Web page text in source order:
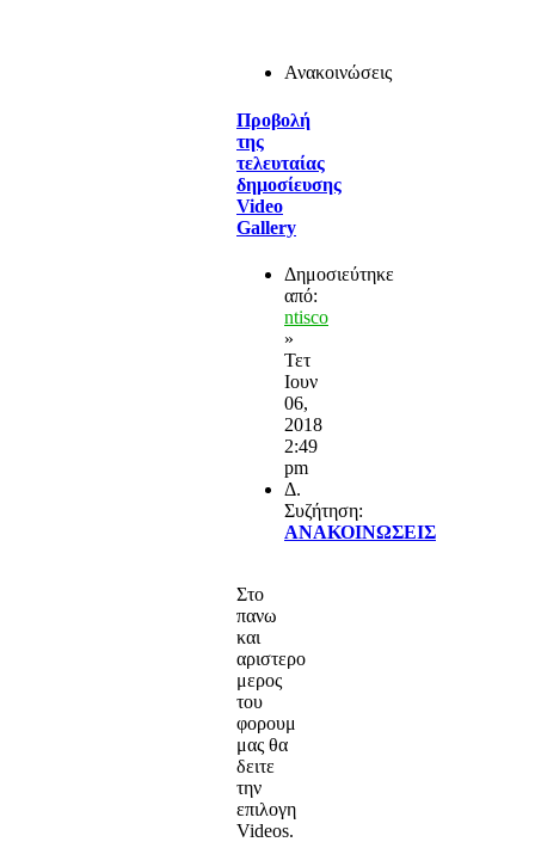
Ανακοινώσεις
Προβολή
της
τελευταίας
δημοσίευσης
Video
Gallery
Δημοσιεύτηκε
από:
ntisco
»
Τετ
Ιουν
06,
2018
2:49
pm
Δ.
Συζήτηση:
ΑΝΑΚΟΙΝΩΣΕΙΣ
Στο
πανω
και
αριστερο
μερος
του
φορουμ
μας θα
δειτε
την
επιλογη
Videos.